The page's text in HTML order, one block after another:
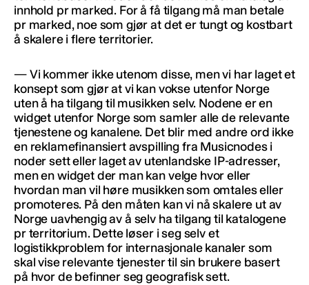
innhold pr marked. For å få tilgang må man betale
pr marked, noe som gjør at det er tungt og kostbart
å skalere i flere territorier.
— Vi kommer ikke utenom disse, men vi har laget et
konsept som gjør at vi kan vokse utenfor Norge
uten å ha tilgang til musikken selv. Nodene er en
widget utenfor Norge som samler alle de relevante
tjenestene og kanalene. Det blir med andre ord ikke
en reklamefinansiert avspilling fra Musicnodes i
noder sett eller laget av utenlandske IP-adresser,
men en widget der man kan velge hvor eller
hvordan man vil høre musikken som omtales eller
promoteres. På den måten kan vi nå skalere ut av
Norge uavhengig av å selv ha tilgang til katalogene
pr territorium. Dette løser i seg selv et
logistikkproblem for internasjonale kanaler som
skal vise relevante tjenester til sin brukere basert
på hvor de befinner seg geografisk sett.